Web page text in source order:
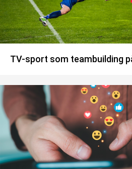
TV-sport som teambuilding